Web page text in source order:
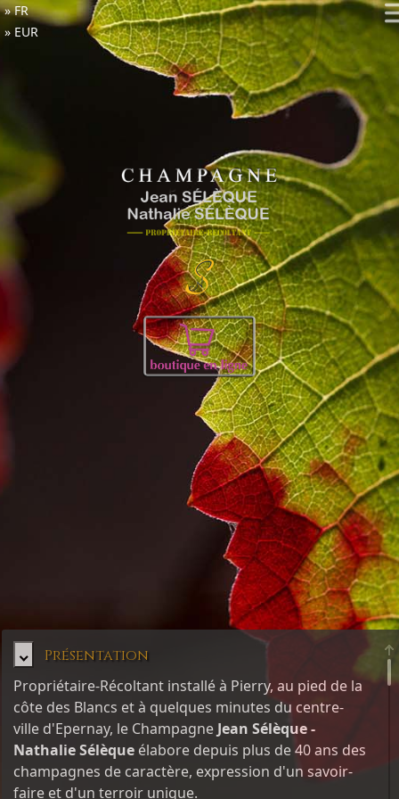
FR
EUR
Présentation
Propriétaire-Récoltant installé à Pierry, au pied de la
côte des Blancs et à quelques minutes du centre-
ville d'Epernay, le Champagne Jean Sélèque -
Nathalie Sélèque élabore depuis plus de 40 ans des
champagnes de caractère, expression d'un savoir-
faire et d'un terroir unique.